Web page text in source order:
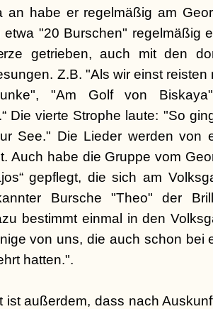
an habe er regelmäßig am
"20 Burschen" regelmäßig
getrieben, auch mit den
Z.B. "Als wir einst
"Am Golf von
Die vierte Strophe laute: "So
See." Die Lieder werden von
Auch habe die Gruppe vom
gepflegt, die sich am
Bursche "Theo" der
bestimmt einmal in den
von uns, die auch schon bei
hatten.".
ist außerdem, dass nach